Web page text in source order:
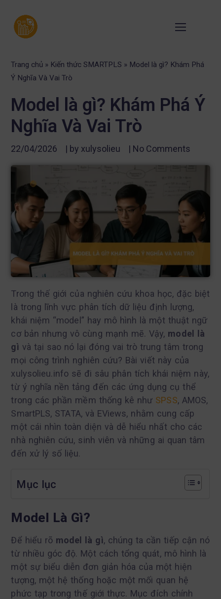
Trang chủ » Kiến thức SMARTPLS » Model là gì? Khám Phá
Ý Nghĩa Và Vai Trò
Model là gì? Khám Phá Ý
Nghĩa Và Vai Trò
22/04/2026 | by xulysolieu | No Comments
Trong thế giới của nghiên cứu khoa học, đặc biệt
là trong lĩnh vực phân tích dữ liệu định lượng,
khái niệm “model” hay mô hình là một thuật ngữ
cơ bản nhưng vô cùng mạnh mẽ. Vậy, model là
gì và tại sao nó lại đóng vai trò trung tâm trong
mọi công trình nghiên cứu? Bài viết này của
xulysolieu.info sẽ đi sâu phân tích khái niệm này,
từ ý nghĩa nền tảng đến các ứng dụng cụ thể
trong các phần mềm thống kê như SPSS, AMOS,
SmartPLS, STATA, và EViews, nhằm cung cấp
một cái nhìn toàn diện và dễ hiểu nhất cho các
nhà nghiên cứu, sinh viên và những ai quan tâm
đến xử lý số liệu.
Mục lục
Model Là Gì?
Để hiểu rõ model là gì, chúng ta cần tiếp cận nó
từ nhiều góc độ. Một cách tổng quát, mô hình là
một sự biểu diễn đơn giản hóa của một hiện
tượng, một hệ thống hoặc một mối quan hệ
phức tạp trong thế giới thực. Mục đích chính